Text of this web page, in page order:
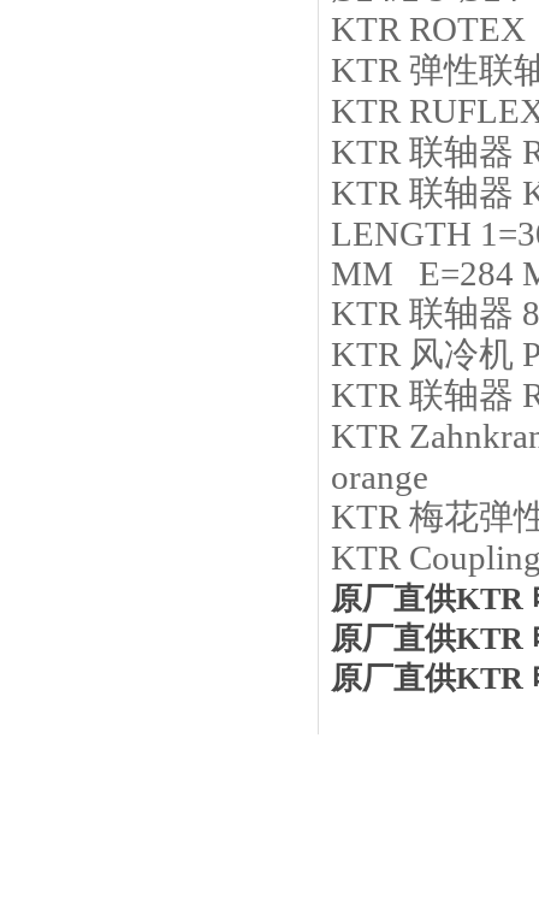
KTR
KTR 弹性联
KTR
KTR 联轴器
KTR 联轴器
LENGTH
MM E=284
KTR 联轴器
KTR 风冷机
KTR 联轴器
KTR
orange
KTR 梅花弹
KTR
原厂直供KTR
原厂直供KTR
原厂直供KTR